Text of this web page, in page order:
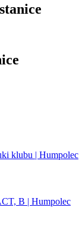
klubu | Humpolec
B | Humpolec